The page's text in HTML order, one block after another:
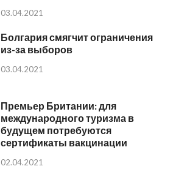
03.04.2021
Болгария смягчит ограничения
из-за выборов
03.04.2021
Премьер Британии: для
международного туризма в
будущем потребуются
сертификаты вакцинации
02.04.2021